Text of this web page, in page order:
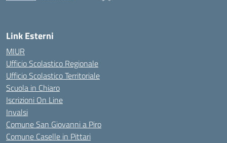
Link Esterni
MIUR
Ufficio Scolastico Regionale
Ufficio Scolastico Territoriale
Scuola in Chiaro
Iscrizioni On Line
Invalsi
Comune San Giovanni a Piro
Comune Caselle in Pittari